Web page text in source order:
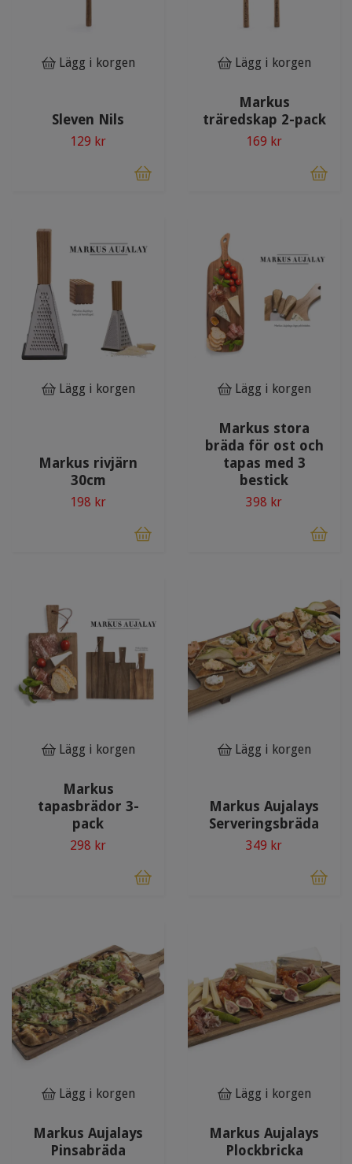
Lägg i korgen
Sleven Nils
129 kr
Lägg i korgen
Markus
träredskap 2-pack
169 kr
Lägg i korgen
Markus rivjärn
30cm
198 kr
Lägg i korgen
Markus stora
bräda för ost och
tapas med 3
bestick
398 kr
Lägg i korgen
Markus
tapasbrädor 3-
pack
298 kr
Lägg i korgen
Markus Aujalays
Serveringsbräda
349 kr
Lägg i korgen
Markus Aujalays
Pinsabräda
Lägg i korgen
Markus Aujalays
Plockbricka